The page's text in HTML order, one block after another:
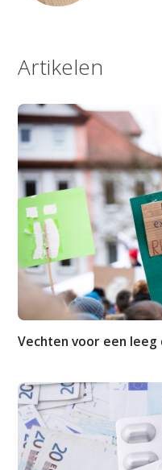
Artikelen
Vechten voor een